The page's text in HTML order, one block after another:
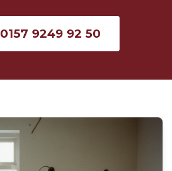
0157 9249 92 50